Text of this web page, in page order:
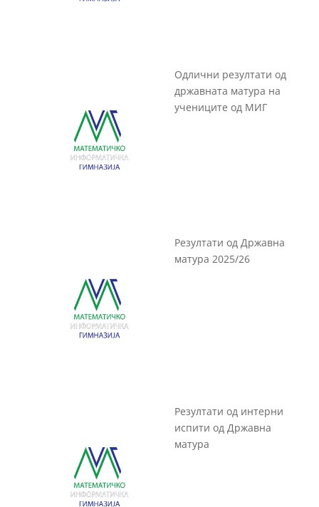
Одлични резултати од
државната матура на
учениците од МИГ
Резултати од Државна
матура 2025/26
Резултати од интерни
испити од Државна
матура